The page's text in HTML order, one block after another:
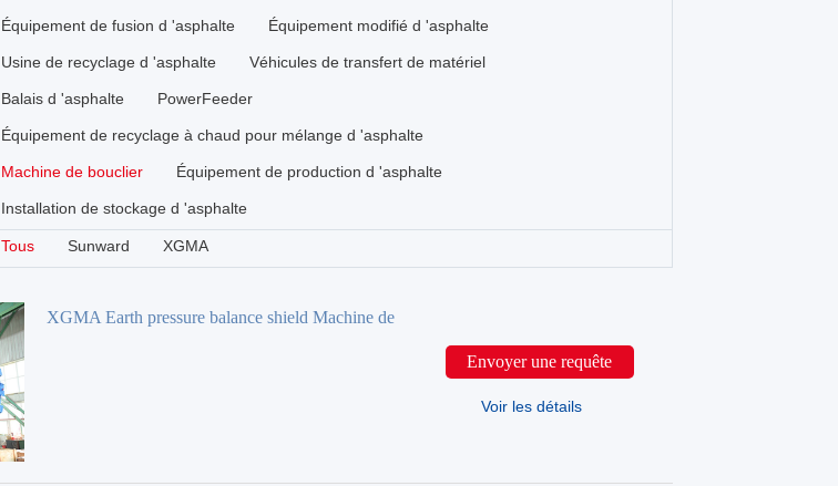
Équipement de fusion d 'asphalte Équipement modifié d 'asphalte
Usine de recyclage d 'asphalte Véhicules de transfert de matériel
Balais d 'asphalte PowerFeeder
Équipement de recyclage à chaud pour mélange d 'asphalte
Machine de bouclier Équipement de production d 'asphalte
Installation de stockage d 'asphalte
Tous Sunward XGMA
XGMA Earth pressure balance shield Machine de
Envoyer une requête
Voir les détails